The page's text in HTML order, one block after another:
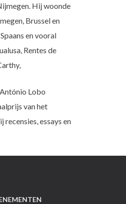
Hij woonde
Brussel en
en vooral
Rentes de
Lobo
van het
essays en